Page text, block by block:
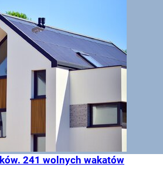
241 wolnych wakatów